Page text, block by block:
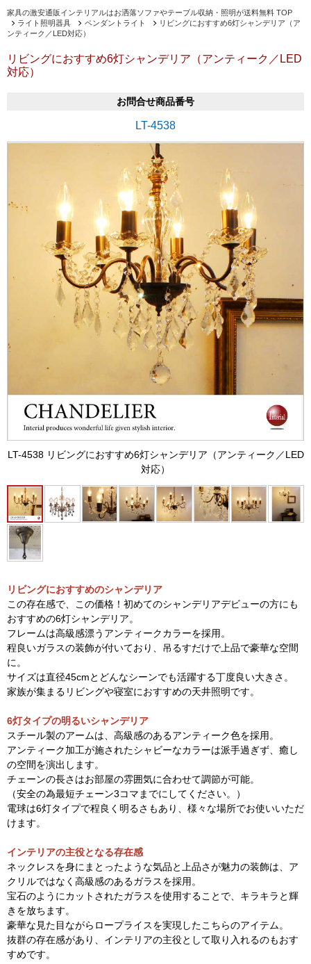
家具の激安通販インテリアルはお洒落ソファやテーブル収納・照明が送料無料 TOP
ライト照明器具
ペンダントライト
リビングにおすすめ6灯シャンデリア（ア
ンティーク／LED対応）
リビングにおすすめ6灯シャンデリア（アンティーク／LED
対応）
お問合せ商品番号
LT-4538
LT-4538 リビングにおすすめ6灯シャンデリア（アンティーク／LED
対応）
リビングにおすすめのシャンデリア
この存在感で、この価格！初めてのシャンデリアデビューの方にも
おすすめの6灯シャンデリア。
フレームは高級感漂うアンティークカラーを採用。
程良いガラスの装飾が付いており、吊るすだけで上品で豪華な空間
に。
サイズは直径45cmとどんなシーンでも活躍する丁度良い大きさ。
家族が集まるリビングや寝室におすすめの天井照明です。
6灯タイプの明るいシャンデリア
スチール製のアームは、高級感のあるアンティーク色を採用。
アンティーク加工が施されたシャビーなカラーは派手過ぎず、癒し
の空間を演出します。
チェーンの長さはお部屋の雰囲気に合わせて調節が可能。
（安全の為最短チェーン3コマまでにしてください。）
電球は6灯タイプで程良く明るさもあり、様々な場所でお使いいただ
けます。
インテリアの主役となる存在感
ネックレスを身にまとったような気品と上品さが魅力の装飾は、ア
クリルではなく高級感のあるガラスを採用。
宝石のようにカットされたガラスを使用することで、キラキラと輝
きを放ちます。
豪華な見た目ながらロープライスを実現したこちらのアイテム。
抜群の存在感があり、インテリアの主役として取り入れるのもおす
すめです。